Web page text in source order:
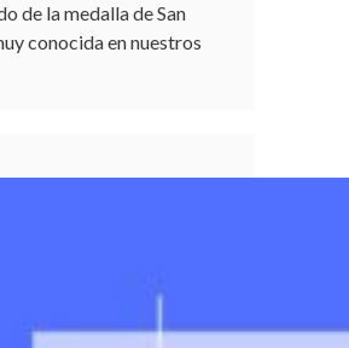
de la medalla de San
conocida en nuestros